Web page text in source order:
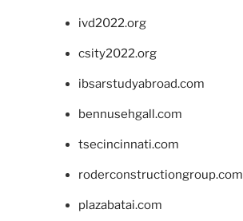
ivd2022.org
csity2022.org
ibsarstudyabroad.com
bennusehgall.com
tsecincinnati.com
roderconstructiongroup.com
plazabatai.com